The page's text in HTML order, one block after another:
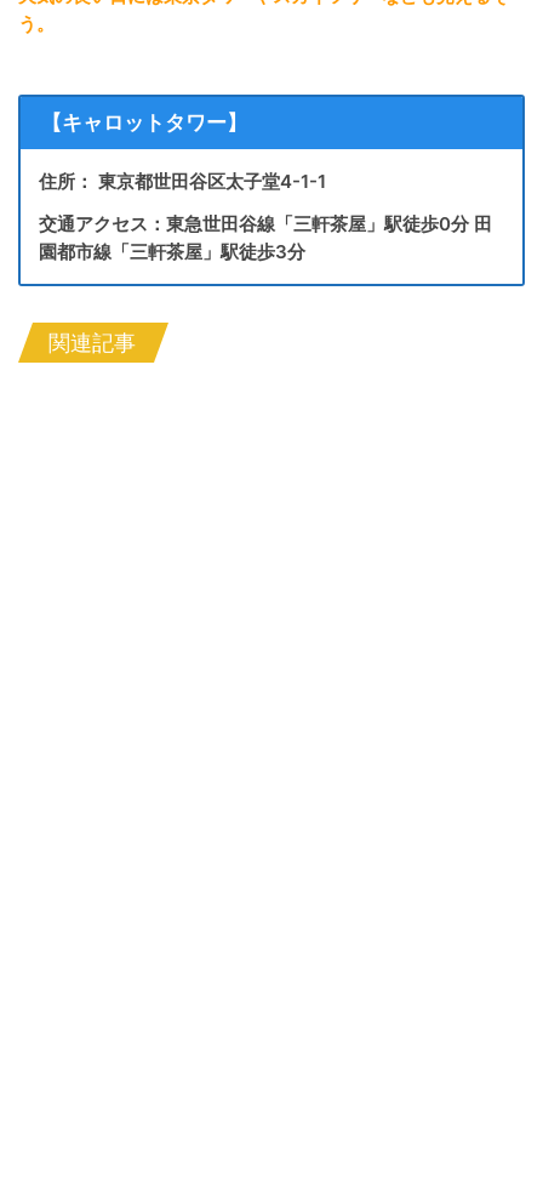
う。
【キャロットタワー】
住所： 東京都世田谷区太子堂4-1-1
交通アクセス：東急世田谷線「三軒茶屋」駅徒歩0分 田
園都市線「三軒茶屋」駅徒歩3分
関連記事